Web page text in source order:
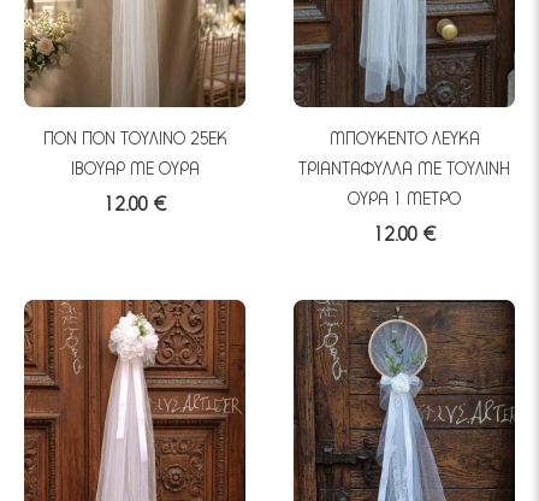
ΠΟΝ ΠΟΝ ΤΟΥΛΙΝΟ 25ΕΚ
ΙΒΟΥΑΡ ΜΕ ΟΥΡΑ
12.00 €
ΜΠΟΥΚΕΝΤΟ ΛΕΥΚΑ
ΤΡΙΑΝΤΑΦΥΛΛΑ ΜΕ ΤΟΥΛΙΝΗ
ΟΥΡΑ 1 ΜΕΤΡΟ
12.00 €